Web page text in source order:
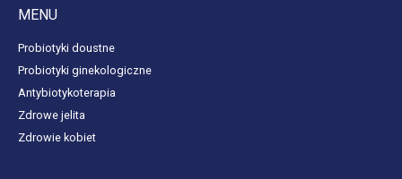
MENU
Probiotyki doustne
Probiotyki ginekologiczne
Antybiotykoterapia
Zdrowe jelita
Zdrowie kobiet